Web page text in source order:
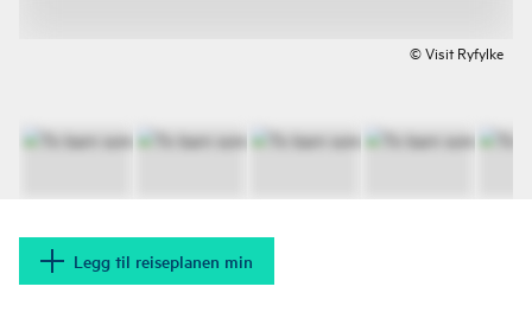
© Visit Ryfylke
Legg til reiseplanen min